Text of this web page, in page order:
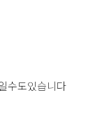
수도있습니다